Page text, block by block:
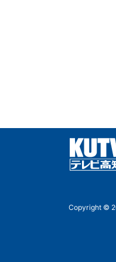
Copyright ©